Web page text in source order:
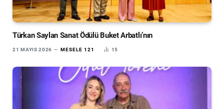
Türkan Saylan Sanat Ödülü Buket Arbatlı’nın
21 MAYIS 2026 MESELE 121 15